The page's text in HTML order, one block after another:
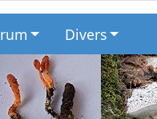
Divers